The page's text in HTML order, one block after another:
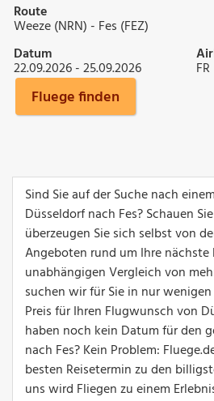
Route
Weeze (NRN) - Fes (FEZ)
Datum
22.09.2026 - 25.09.2026 FR
Fluege finden
Sind Sie auf der Suche nach
Düsseldorf nach Fes? Schauen
überzeugen Sie sich selbst von
Angeboten rund um Ihre
unabhängigen Vergleich von
suchen wir für Sie in nur
Preis für Ihren Flugwunsch von
haben noch kein Datum für den
nach Fes? Kein Problem:
besten Reisetermin zu den
uns wird Fliegen zu einem